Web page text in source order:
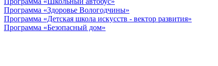
Программа «Здоровье Вологодчины»
Программа «Детская школа искусств - вектор развития»
Программа «Безопасный дом»